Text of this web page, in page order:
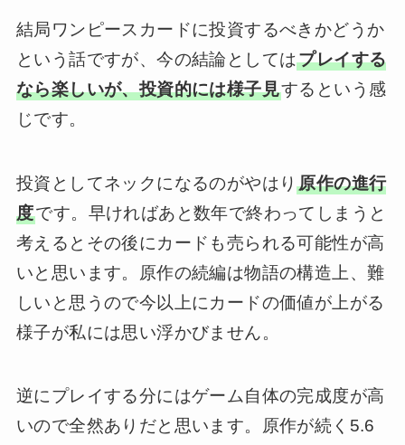
結局ワンピースカードに投資するべきかどうか
という話ですが、今の結論としてはプレイする
なら楽しいが、投資的には様子見するという感
じです。
投資としてネックになるのがやはり原作の進行
度です。早ければあと数年で終わってしまうと
考えるとその後にカードも売られる可能性が高
いと思います。原作の続編は物語の構造上、難
しいと思うので今以上にカードの価値が上がる
様子が私には思い浮かびません。
逆にプレイする分にはゲーム自体の完成度が高
いので全然ありだと思います。原作が続く5.6